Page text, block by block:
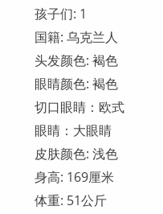
孩子们: 1
国籍: 乌克兰人
头发颜色: 褐色
眼睛颜色: 褐色
切口眼睛：欧式
眼睛：大眼睛
皮肤颜色: 浅色
身高: 169厘米
体重: 51公斤